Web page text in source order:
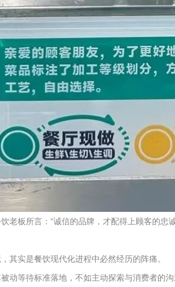
老板所言：“诚信的品牌，才配得上顾客的忠
其实是餐饮现代化进程中必然经历的阵痛。
动等待标准落地，不如主动探索与消费者的